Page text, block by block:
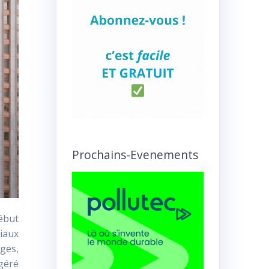
Prochains-Evenements